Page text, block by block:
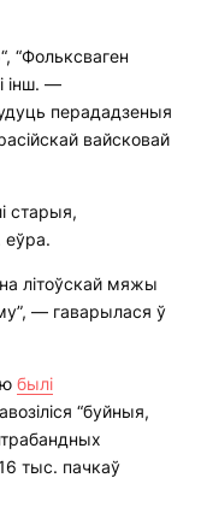
“Фольксваген
інш. —
перададзеныя
вайсковай
старыя,
еўра.
літоўскай мяжы
— гаварылася ў
былі
“буйныя,
тыс. пачкаў